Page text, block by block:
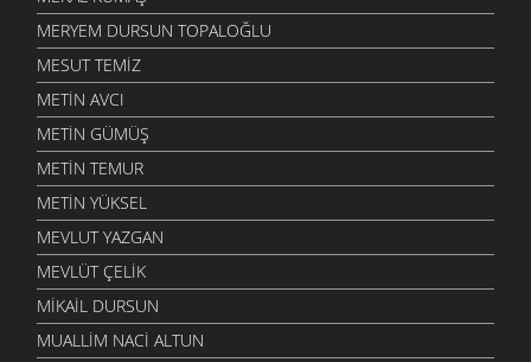
MERYEM DURSUN TOPALOĞLU
MESUT TEMIZ
METIN AVCI
METIN GÜMÜŞ
METIN TEMUR
METIN YÜKSEL
MEVLUT YAZGAN
MEVLÜT ÇELIK
MIKAIL DURSUN
MUALLIM NACI ALTUN